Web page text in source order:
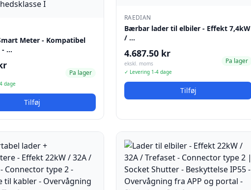
Meter - Kompatibel
- …
dage
Pa lager
Tilføj
RAEDIAN
Bærbar lader til elbiler - Effekt 7,4kW
/ …
4.687.50 kr
ekskl. moms
✓ Levering 1-4 dage
Pa lager
Tilføj